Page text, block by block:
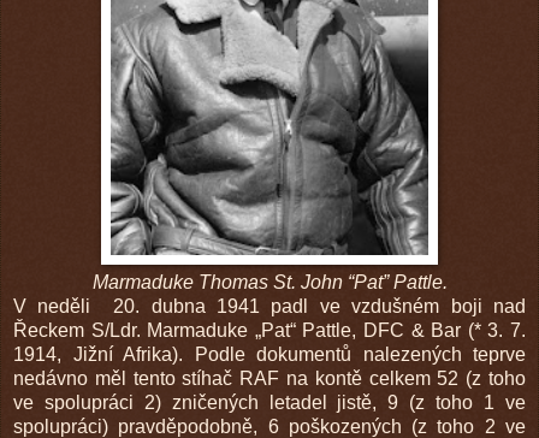
Marmaduke Thomas St. John “Pat” Pattle.
V neděli 20. dubna 1941 padl ve vzdušném boji nad
Řeckem S/Ldr. Marmaduke „Pat“ Pattle, DFC & Bar (* 3. 7.
1914, Jižní Afrika). Podle dokumentů nalezených teprve
nedávno měl tento stíhač RAF na kontě celkem 52 (z toho
ve spolupráci 2) zničených letadel jistě, 9 (z toho 1 ve
spolupráci) pravděpodobně, 6 poškozených (z toho 2 ve